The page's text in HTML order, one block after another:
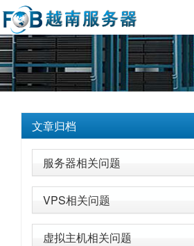
文章归档
服务器相关问题
VPS相关问题
虚拟主机相关问题